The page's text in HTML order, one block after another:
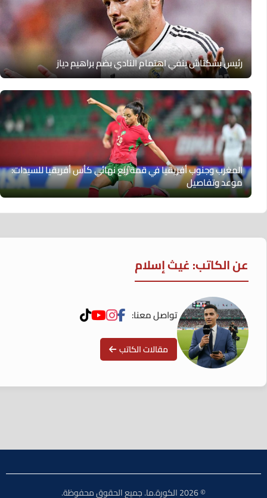
رئيس بشكتاش ينفي اهتمام النادي بضم براهيم دياز
المغرب وجنوب أفريقيا في قمة ربع نهائي كأس أفريقيا للسيدات:
موعد وتفاصيل
عن الكاتب: غيث إسلام
تواصل معنا:
مقالات الكاتب